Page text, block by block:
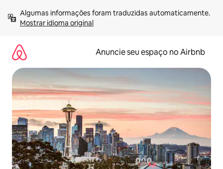
para
Mostrar idioma original
Anuncie seu espaço no Airbnb